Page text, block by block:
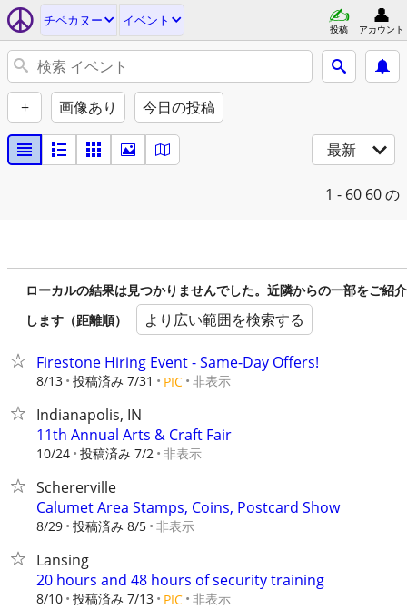
チペカヌー イベント
投稿 アカウント
+ 画像あり 今日の投稿
最新
1 - 60 60 の
ローカルの結果は見つかりませんでした。近隣からの一部をご紹介
します（距離順）
より広い範囲を検索する
Firestone Hiring Event - Same-Day Offers!
8/13 投稿済み 7/31 PIC 非表示
Indianapolis, IN
11th Annual Arts & Craft Fair
10/24 投稿済み 7/2 非表示
Schererville
Calumet Area Stamps, Coins, Postcard Show
8/29 投稿済み 8/5 非表示
Lansing
20 hours and 48 hours of security training
8/10 投稿済み 7/13 PIC 非表示